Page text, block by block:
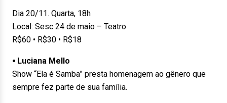
Dia 20/11. Quarta, 18h
Local: Sesc 24 de maio – Teatro
R$60 • R$30 • R$18
⦁ Luciana Mello
Show “Ela é Samba” presta homenagem ao gênero que
sempre fez parte de sua família.